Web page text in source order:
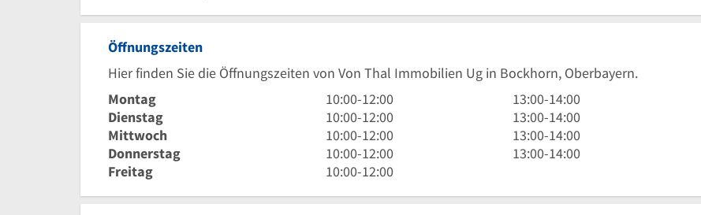
Öffnungszeiten
Hier finden Sie die Öffnungszeiten von Von Thal Immobilien Ug in Bockhorn, Oberbayern.
Montag
10
Uhr
bis
12
Uhr
10:00-12:00
13
Uhr
bis
14
13:00-14:00
Dienstag
10
Uhr
bis
12
10:00-12:00
13
Uhr
bis
13:00-14:00
Mittwoch
10
Uhr
bis
10:00-12:00
13
Uhr
13:00-14:00
Donnerstag
10
Uhr
10:00-12:00
13
13:00-14:00
Freitag
10
10:00-12:00